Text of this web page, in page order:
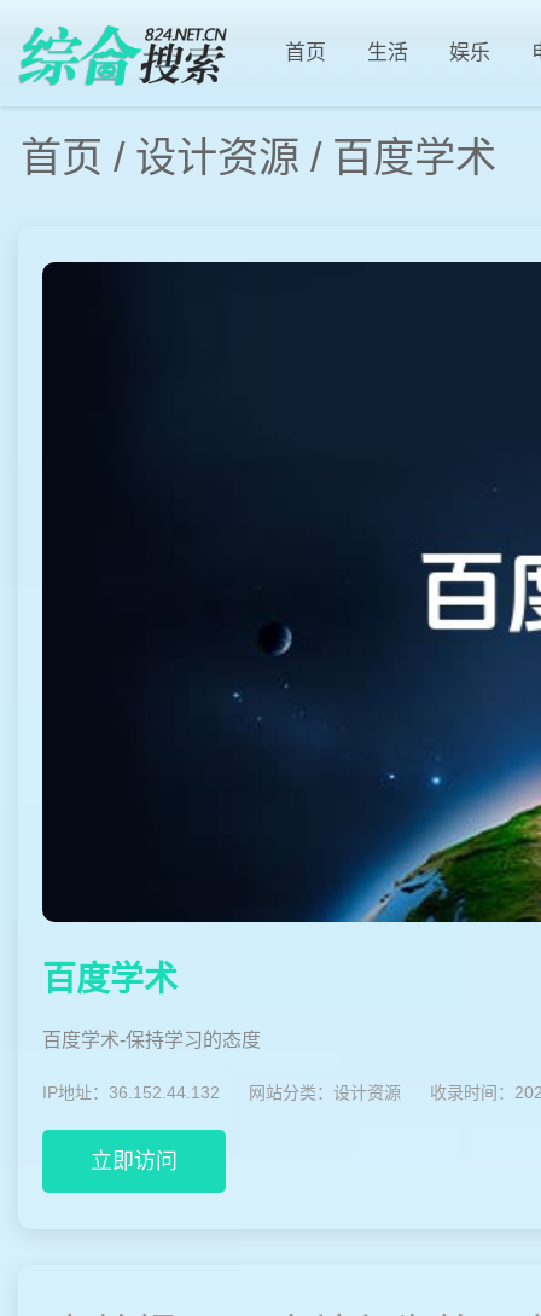
首页 生活 娱乐
首页 / 设计资源 / 百度学术
百度学术
百度学术-保持学习的态度
IP地址：36.152.44.132 网站分类： 设计资源 收录时间：
立即访问